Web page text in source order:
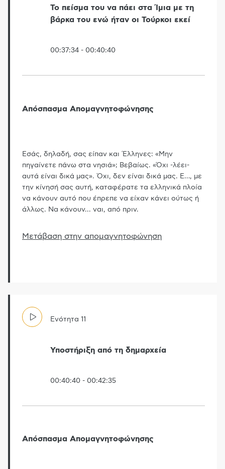
Το πείσμα του να πάει στα Ίμια με τη
βάρκα του ενώ ήταν οι Τούρκοι εκεί
00:37:34 - 00:40:40
Απόσπασμα Απομαγνητοφώνησης
Εσάς, δηλαδή, σας είπαν και Έλληνες: «Μην
πηγαίνετε πάνω στα νησιά»; Βεβαίως. «Όχι -λέει-
αυτά είναι δικά μας». Όχι, δεν είναι δικά μας. Ε…, με
την κίνησή σας αυτή, καταφέρατε τα ελληνικά πλοία
να κάνουν αυτό που έπρεπε να είχαν κάνει ούτως ή
άλλως. Να κάνουν... ναι, από πριν.
Μετάβαση στην απομαγνητοφώνηση
Ενότητα 11
Υποστήριξη από τη δημαρχεία
00:40:40 - 00:42:35
Απόσπασμα Απομαγνητοφώνησης